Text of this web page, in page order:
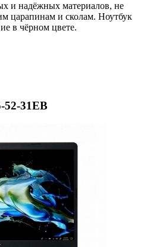
и надёжных материалов, не
царапинам и сколам. Ноутбук
в чёрном цвете.
52-31EB